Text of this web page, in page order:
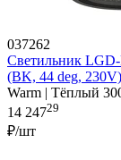
037262
Светильник
(BK, 44 deg,
Warm | Тёплый
14 24729
₽/шт